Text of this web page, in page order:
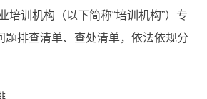
培训机构（以下简称“培训机构”）专
题排查清单、查处清单，依法依规分